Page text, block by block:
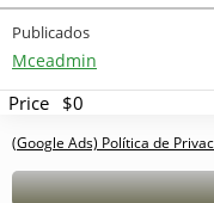
Publicados
Mceadmin
Price $0
(Google Ads) Política de